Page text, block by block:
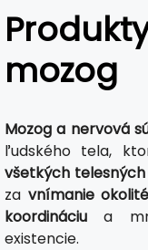
mozog
Mozog a nervová
ľudského tela,
všetkých
za vnímanie
koordináciu a
existencie.